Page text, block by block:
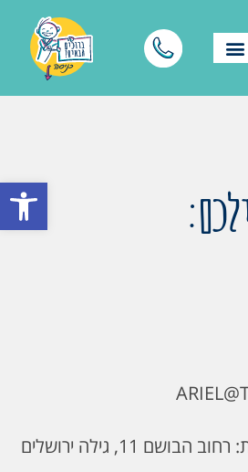
פתח
11, גילה ירושלים